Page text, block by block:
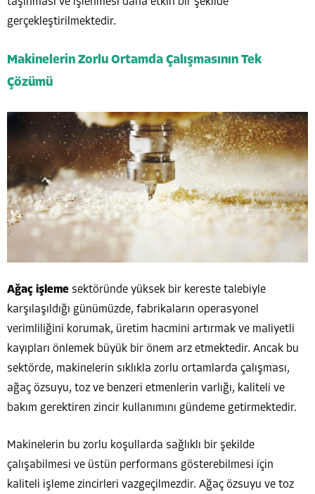
gerçekleştirilmektedir.
Makinelerin Zorlu Ortamda Çalışmasının Tek
Çözümü
Ağaç işleme sektöründe yüksek bir kereste talebiyle
karşılaşıldığı günümüzde, fabrikaların operasyonel
verimliliğini korumak, üretim hacmini artırmak ve maliyetli
kayıpları önlemek büyük bir önem arz etmektedir. Ancak bu
sektörde, makinelerin sıklıkla zorlu ortamlarda çalışması,
ağaç özsuyu, toz ve benzeri etmenlerin varlığı, kaliteli ve
bakım gerektiren zincir kullanımını gündeme getirmektedir.
Makinelerin bu zorlu koşullarda sağlıklı bir şekilde
çalışabilmesi ve üstün performans gösterebilmesi için
kaliteli işleme zincirleri vazgeçilmezdir. Ağaç özsuyu ve toz